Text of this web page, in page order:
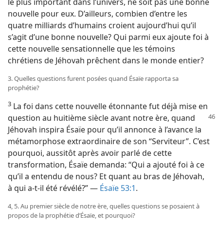
nouvelle pour eux. D’ailleurs, combien d’entre les
quatre milliards d’humains croient aujourd’hui qu’il
s’agit d’une bonne nouvelle? Qui parmi eux ajoute foi à
cette nouvelle sensationnelle que les témoins
chrétiens de Jéhovah prêchent dans le monde entier?
3. Quelles questions furent posées quand Ésaïe rapporta sa
prophétie?
3 La foi dans cette nouvelle étonnante fut déjà mise en
question au huitième siècle avant notre ère, quand
Jéhovah inspira Ésaïe pour qu’il annonce à l’avance la
métamorphose extraordinaire de son “Serviteur”. C’est
pourquoi, aussitôt après avoir parlé de cette
transformation, Ésaïe demanda: “Qui a ajouté foi à ce
qu’il a entendu de nous? Et quant au bras de Jéhovah,
à qui a-​t-​il été révélé?” — Ésaïe 53:1.
4, 5. Au premier siècle de notre ère, quelles questions se posaient à
propos de la prophétie d’Ésaïe, et pourquoi?